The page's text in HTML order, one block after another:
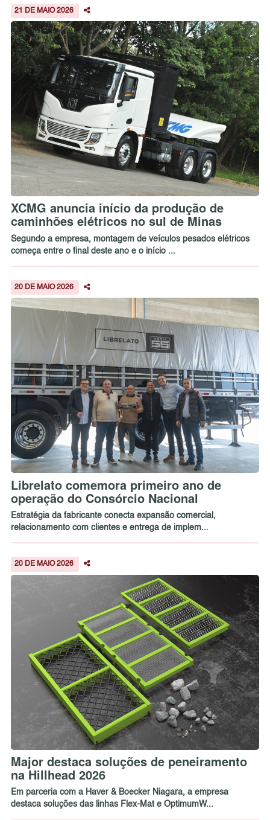
21 DE MAIO 2026
XCMG anuncia início da produção de
caminhões elétricos no sul de Minas
Segundo a empresa, montagem de veículos pesados elétricos
começa entre o final deste ano e o início ...
20 DE MAIO 2026
Librelato comemora primeiro ano de
operação do Consórcio Nacional
Estratégia da fabricante conecta expansão comercial,
relacionamento com clientes e entrega de implem...
20 DE MAIO 2026
Major destaca soluções de peneiramento
na Hillhead 2026
Em parceria com a Haver & Boecker Niagara, a empresa
destaca soluções das linhas Flex-Mat e OptimumW...